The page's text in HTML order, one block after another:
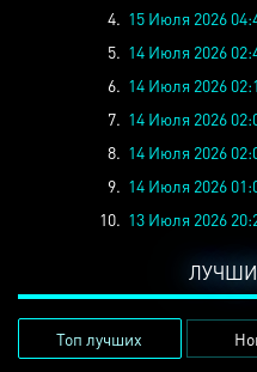
4. 15 Июля 2026
5. 14 Июля 2026
6. 14 Июля 2026
7. 14 Июля 2026
8. 14 Июля 2026
9. 14 Июля 2026
10. 13 Июля 2026
Топ лучших